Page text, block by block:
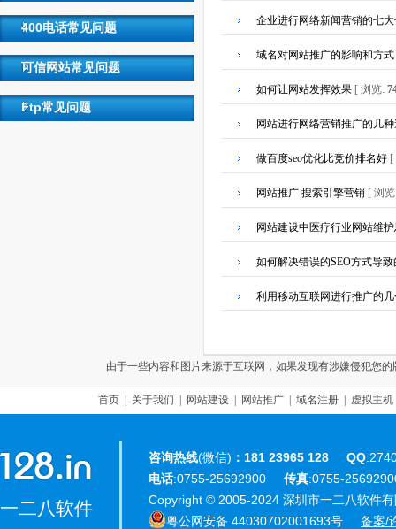
400电话常见问题
可信网站常见问题
Ftp常见问题
企业进行网络新闻营销的七
域名对网站推广的影响和方式
如何让网站发挥效果 [ 浏览:
网站进行网络营销推广的几
做百度seo优化比竞价排名好
网站推广 搜索引擎营销 [ 浏
网站建设中医疗行业网站维
如何解决错误的SEO方式导
利用移动互联网进行推广的
由于一些内容和图片来源于互联网，如果发现有涉嫌侵犯您的
首页 关于我们 网站建设 网站推广 |域名注册 虚拟主机
一二八软件
咨询热线(微信) ：181 23965 128 QQ
电话:0755-25692900 传真:0755-
Copyright © 2005-2024 深圳市一二八软件
粤公网安备 44030702001693号
备案/